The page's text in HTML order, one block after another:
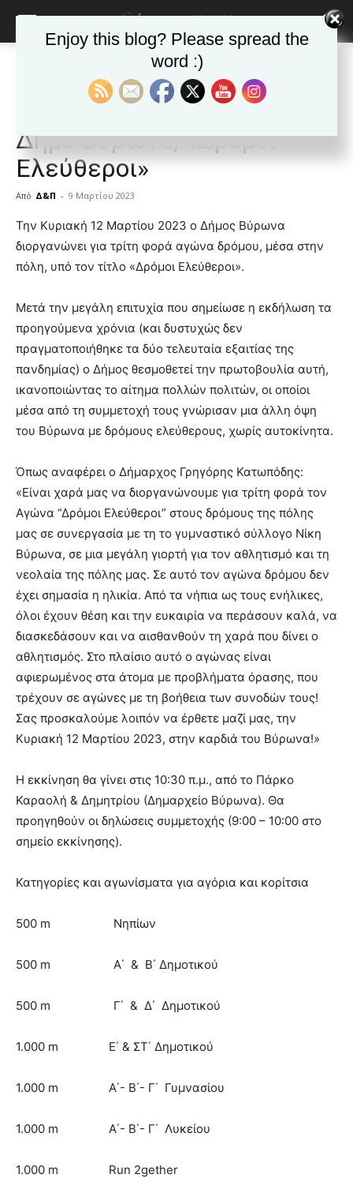
Ανακοινώσεις - Δελτία τύπου
Ανακοινώσεις - Δελτία τύπου Δημοφιλή άρθρα
3ος Αγώνας Δρόμου από το
Δήμο Βύρωνα, «Δρόμοι
Ελεύθεροι»
Από Δ&Π - 9 Μαρτίου 2023
blonde
lesbians
very
hot
show. desi
xxx
lyons
teaches
you
the
meaning
of
pornhun
hd
porn
Την Κυριακή 12 Μαρτίου 2023 ο Δήμος Βύρωνα
διοργανώνει για τρίτη φορά αγώνα δρόμου, μέσα στην
πόλη, υπό τον τίτλο «Δρόμοι Ελεύθεροι».
Μετά την μεγάλη επιτυχία που σημείωσε η εκδήλωση τα
προηγούμενα χρόνια (και δυστυχώς δεν
πραγματοποιήθηκε τα δύο τελευταία εξαιτίας της
πανδημίας) ο Δήμος θεσμοθετεί την πρωτοβουλία αυτή,
ικανοποιώντας το αίτημα πολλών πολιτών, οι οποίοι
μέσα από τη συμμετοχή τους γνώρισαν μια άλλη όψη
του Βύρωνα με δρόμους ελεύθερους, χωρίς αυτοκίνητα.
Όπως αναφέρει ο Δήμαρχος Γρηγόρης Κατωπόδης:
«Είναι χαρά μας να διοργανώνουμε για τρίτη φορά τον
Αγώνα “Δρόμοι Ελεύθεροι” στους δρόμους της πόλης
μας σε συνεργασία με τη το γυμναστικό σύλλογο Νίκη
Βύρωνα, σε μια μεγάλη γιορτή για τον αθλητισμό και τη
νεολαία της πόλης μας. Σε αυτό τον αγώνα δρόμου δεν
έχει σημασία η ηλικία. Από τα νήπια ως τους ενήλικες,
όλοι έχουν θέση και την ευκαιρία να περάσουν καλά, να
διασκεδάσουν και να αισθανθούν τη χαρά που δίνει ο
αθλητισμός. Στο πλαίσιο αυτό ο αγώνας είναι
αφιερωμένος στα άτομα με προβλήματα όρασης, που
τρέχουν σε αγώνες με τη βοήθεια των συνοδών τους!
Σας προσκαλούμε λοιπόν να έρθετε μαζί μας, την
Κυριακή 12 Μαρτίου 2023, στην καρδιά του Βύρωνα!»
Η εκκίνηση θα γίνει στις 10:30 π.μ., από το Πάρκο
Καραολή & Δημητρίου (Δημαρχείο Βύρωνα). Θα
προηγηθούν οι δηλώσεις συμμετοχής (9:00 – 10:00 στο
σημείο εκκίνησης).
Κατηγορίες και αγωνίσματα για αγόρια και κορίτσια
500 m Νηπίων
500 m Α΄ & Β΄ Δημοτικού
500 m Γ΄ & Δ΄ Δημοτικού
1.000 m Ε΄ & ΣΤ΄ Δημοτικού
1.000 m Α΄- Β΄- Γ΄ Γυμνασίου
1.000 m Α΄- Β΄- Γ΄ Λυκείου
1.000 m Run 2gether
Enjoy this blog? Please spread the
word :)